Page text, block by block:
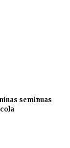
seminuas